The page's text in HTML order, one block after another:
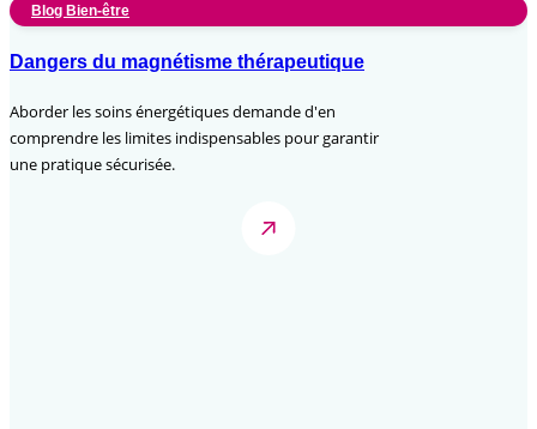
Blog Bien-être
Dangers du magnétisme thérapeutique
Aborder les soins énergétiques demande d'en
comprendre les limites indispensables pour garantir
une pratique sécurisée.